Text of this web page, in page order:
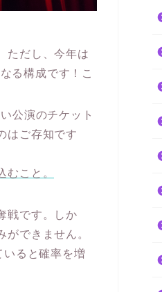
ただし、今年は
る構成です！こ
公演のチケット
はご存知です
こと。
戦です。しか
できません。
ると確率を増